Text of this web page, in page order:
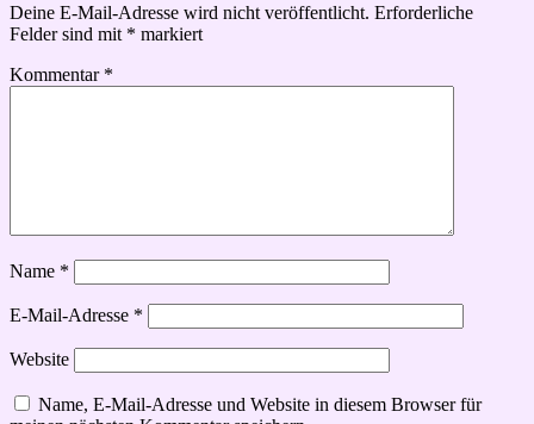
Deine E-Mail-Adresse wird nicht veröffentlicht. Erforderliche
Felder sind mit * markiert
Kommentar *
Name *
E-Mail-Adresse *
Website
Name, E-Mail-Adresse und Website in diesem Browser für